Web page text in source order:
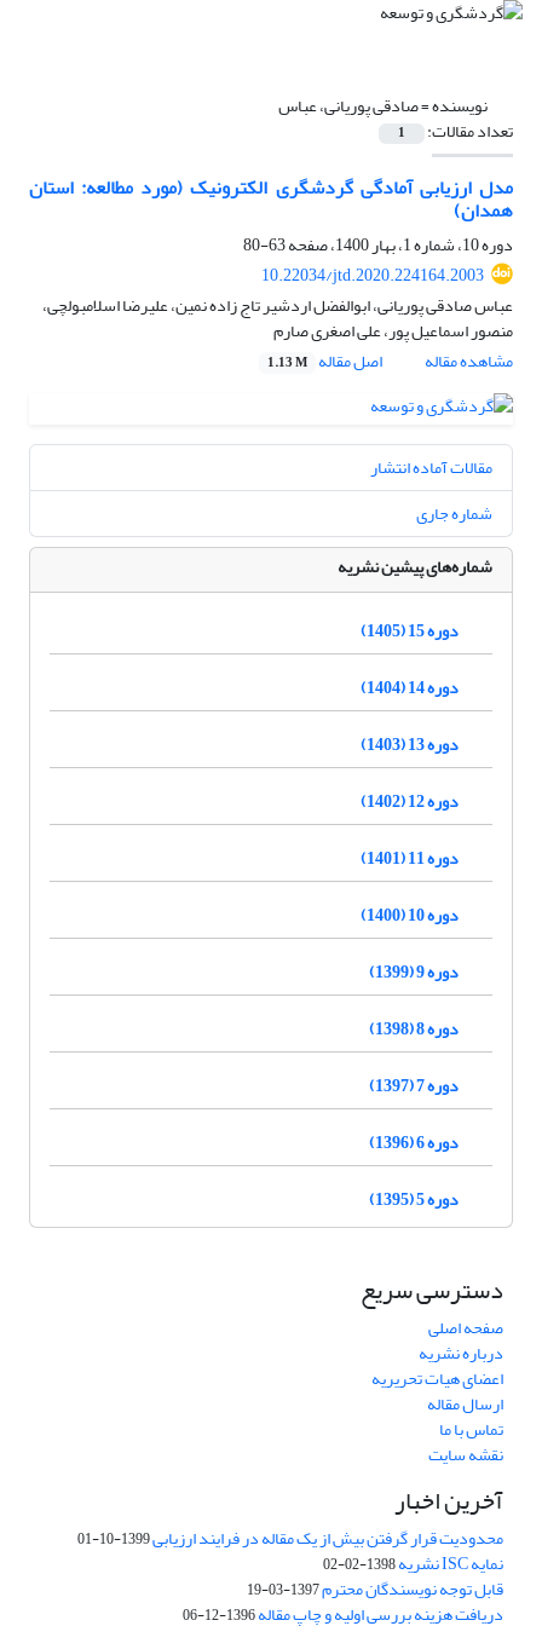
نویسنده =صادقی پوریانی، عباس
تعداد مقالات: 1
مدل ارزیابی آمادگی گردشگری الکترونیک (مورد مطالعه: استان
همدان)
دوره 10، شماره 1، بهار 1400، صفحه
63-80
10.22034/jtd.2020.224164.2003
عباس صادقی پوریانی، ابوالفضل اردشیر تاج زاده نمین، علیرضا اسلامبولچی،
منصور اسماعیل پور، علی اصغری صارم
مشاهده مقاله
اصل مقاله 1.13 M
مقالات آماده انتشار
شماره جاری
شماره‌های پیشین نشریه
دوره 15 (1405)
دوره 14 (1404)
دوره 13 (1403)
دوره 12 (1402)
دوره 11 (1401)
دوره 10 (1400)
دوره 9 (1399)
دوره 8 (1398)
دوره 7 (1397)
دوره 6 (1396)
دوره 5 (1395)
دسترسی سریع
صفحه اصلی
درباره نشریه
اعضای هیات تحریریه
ارسال مقاله
تماس با ما
نقشه سایت
آخرین اخبار
محدودیت قرار گرفتن بیش از یک مقاله در فرایند ارزیابی1399-10-01
نمایه ISC نشریه 1398-02-02
قابل توجه نویسندگان محترم1397-03-19
دریافت هزینه بررسی اولیه و چاپ مقاله1396-12-06